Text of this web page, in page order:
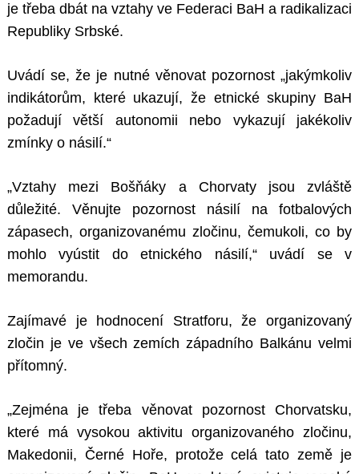
je třeba dbát na vztahy ve Federaci BaH a radikalizaci
Republiky Srbské.
Uvádí se, že je nutné věnovat pozornost „jakýmkoliv
indikátorům, které ukazují, že etnické skupiny BaH
požadují větší autonomii nebo vykazují jakékoliv
zmínky o násilí.“
„Vztahy mezi Bošňáky a Chorvaty jsou zvláště
důležité. Věnujte pozornost násilí na fotbalových
zápasech, organizovanému zločinu, čemukoli, co by
mohlo vyústit do etnického násilí,“ uvádí se v
memorandu.
Zajímavé je hodnocení Stratforu, že organizovaný
zločin je ve všech zemích západního Balkánu velmi
přítomný.
„Zejména je třeba věnovat pozornost Chorvatsku,
které má vysokou aktivitu organizovaného zločinu,
Makedonii, Černé Hoře, protože celá tato země je